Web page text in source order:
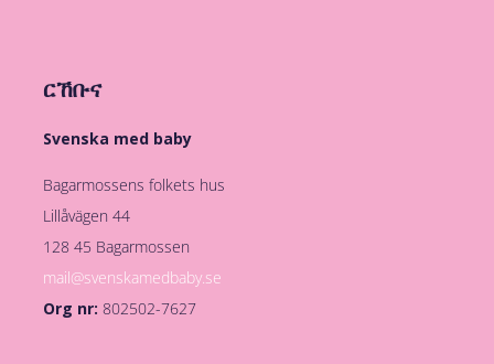
ርኸቡና
Svenska med baby
Bagarmossens folkets hus
Lillåvägen 44
128 45 Bagarmossen
mail@svenskamedbaby.se
Org nr: 802502-7627